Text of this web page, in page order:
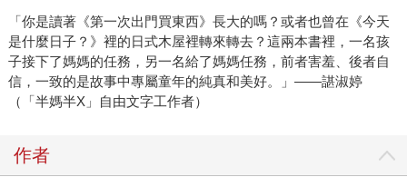
「你是讀著《第一次出門買東西》長大的嗎？或者也曾在《今天
是什麼日子？》裡的日式木屋裡轉來轉去？這兩本書裡，一名孩
子接下了媽媽的任務，另一名給了媽媽任務，前者害羞、後者自
信，一致的是故事中專屬童年的純真和美好。」——諶淑婷
（「半媽半X」自由文字工作者）
作者